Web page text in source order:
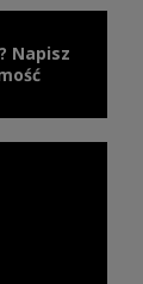
Napisz